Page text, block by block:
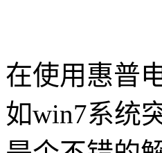
在使用惠普
如win7系统